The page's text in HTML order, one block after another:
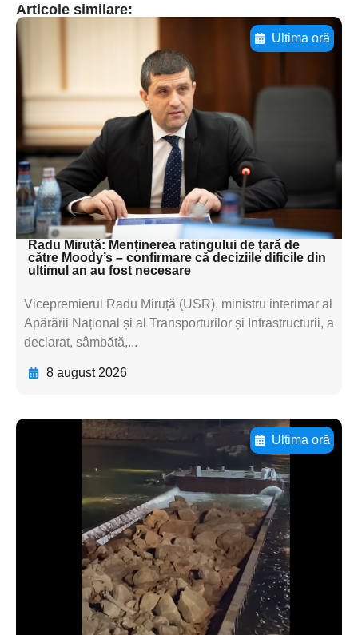
Articole similare:
Ultima oră
Adaugă aici textul pentru
subtitluAdaugă aici
textul pentru
subtitluAdaugă aici
textul pentru
subtitluAdaugă aici
textul pentru subti
Radu Miruță: Menținerea ratingului de țară de
către Moody’s – confirmare că deciziile dificile din
ultimul an au fost necesare
Vicepremierul Radu Miruță (USR), ministru interimar al
Apărării Național și al Transporturilor și Infrastructurii, a
declarat, sâmbătă,...
8 august 2026
Ultima oră
Adaugă aici textul pentru
subtitluAdaugă aici
textul pentru
subtitluAdaugă aici
textul pentru
subtitluAdaugă aici
textul pentru subti